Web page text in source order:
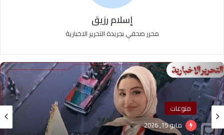
إسلام رزيق
محرر صحفي بجريدة التحرير الاخبارية
منوعات
مايو 15, 2026